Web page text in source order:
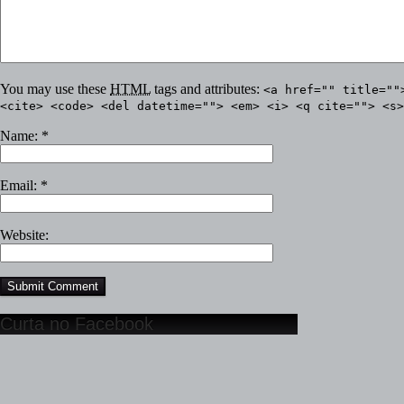
You may use these HTML tags and attributes: <a href=""
<cite> <code> <del datetime=""> <em> <i> <q cite="">
Name: *
Email: *
Website:
Curta no Facebook